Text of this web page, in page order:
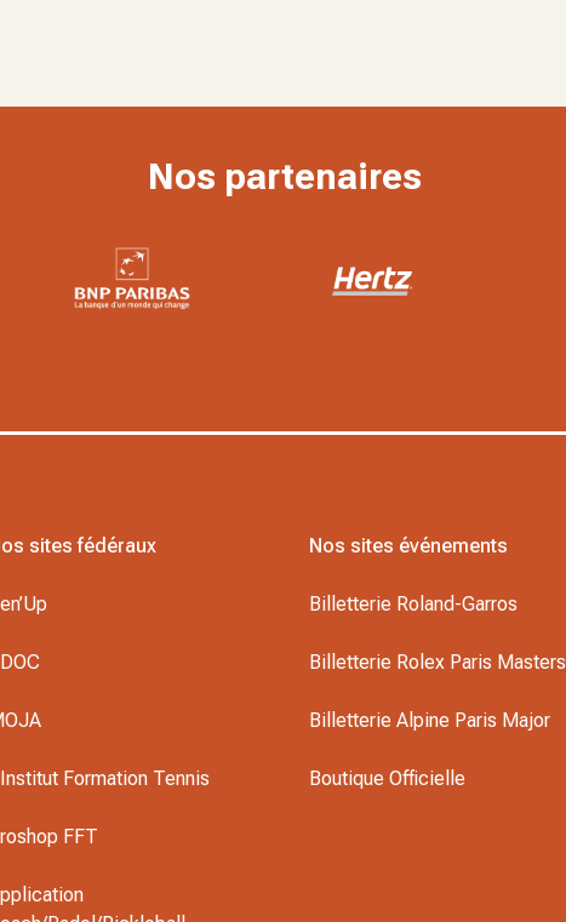
Nos partenaires
sites fédéraux
Formation Tennis
FFT
Nos sites événements
Billetterie Roland-Garros
Billetterie Rolex Paris Masters
Billetterie Alpine Paris Major
Boutique Officielle